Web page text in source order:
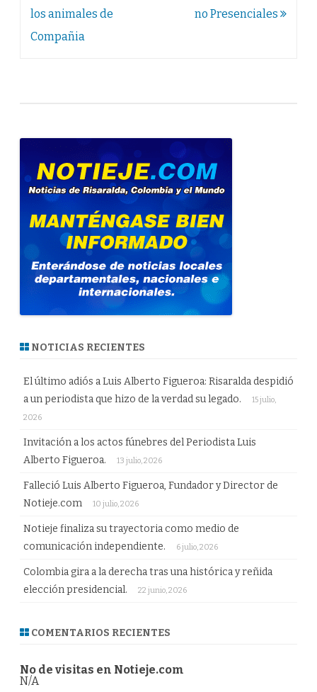
los animales de
Compañia
no Presenciales
NOTICIAS RECIENTES
El último adiós a Luis Alberto Figueroa: Risaralda despidió
a un periodista que hizo de la verdad su legado.
15 julio,
2026
Invitación a los actos fúnebres del Periodista Luis
Alberto Figueroa.
13 julio, 2026
Falleció Luis Alberto Figueroa, Fundador y Director de
Notieje.com
10 julio, 2026
Notieje finaliza su trayectoria como medio de
comunicación independiente.
6 julio, 2026
Colombia gira a la derecha tras una histórica y reñida
elección presidencial.
22 junio, 2026
COMENTARIOS RECIENTES
No de visitas en Notieje.com
N/A